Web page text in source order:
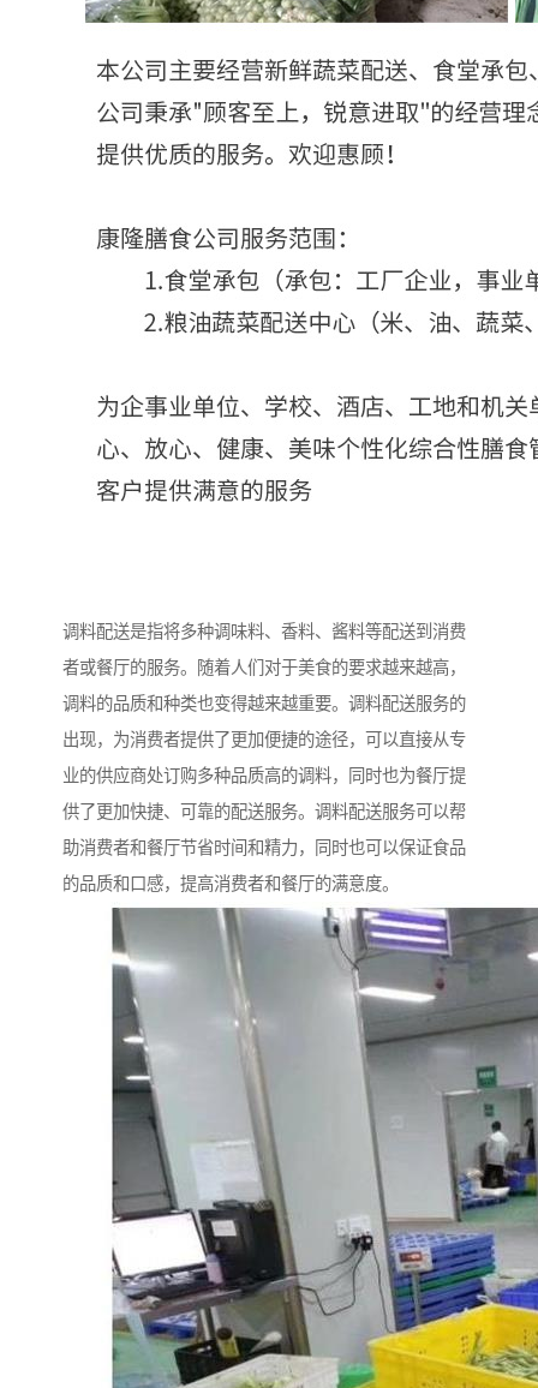
调料配送是指将多种调味料、香料、酱料等配送到消费
者或餐厅的服务。随着人们对于美食的要求越来越高，
调料的品质和种类也变得越来越重要。调料配送服务的
出现，为消费者提供了更加便捷的途径，可以直接从专
业的供应商处订购多种品质高的调料，同时也为餐厅提
供了更加快捷、可靠的配送服务。调料配送服务可以帮
助消费者和餐厅节省时间和精力，同时也可以保证食品
的品质和口感，提高消费者和餐厅的满意度。